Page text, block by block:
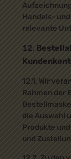
Handels-
relevante
12.1. Wir
Rahmen der
die Auswahl
Produkte
und